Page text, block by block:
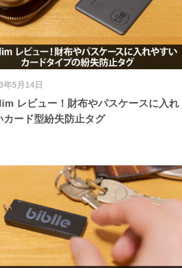
年5月14日
レビュー！財布やパスケースに入れ
カード型紛失防止タグ